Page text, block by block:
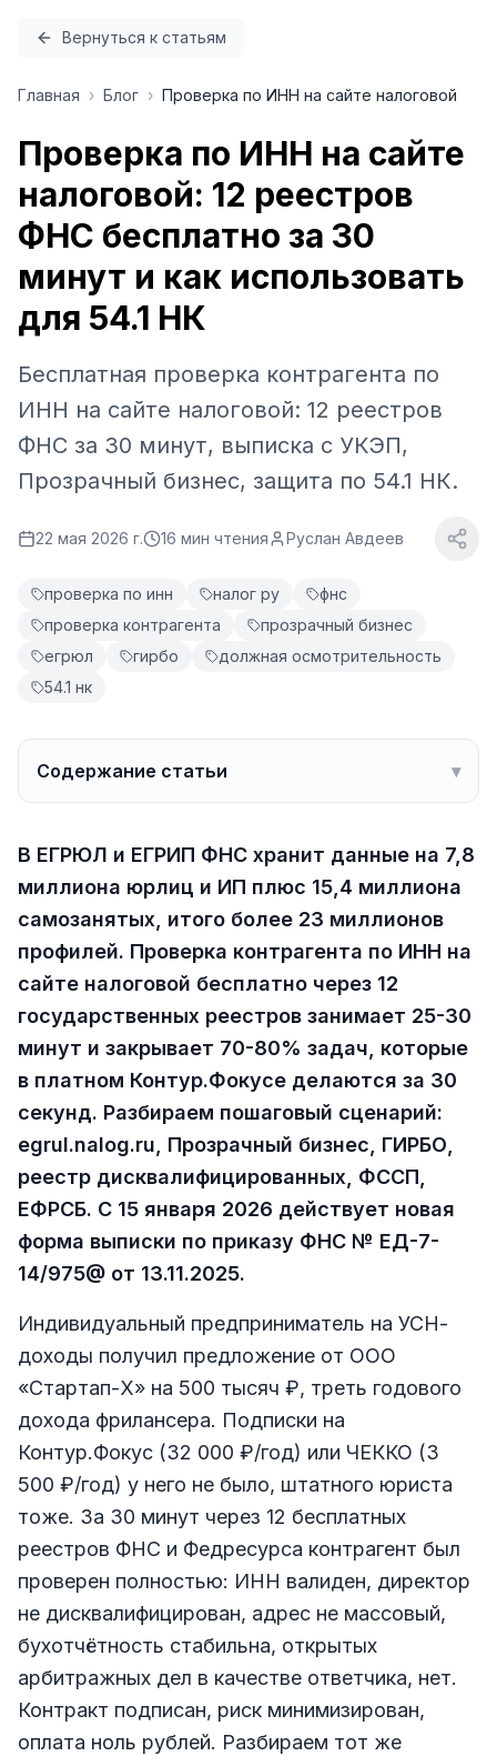
Вернуться к статьям
Главная › Блог › Проверка по ИНН на сайте налоговой
Проверка по ИНН на сайте
налоговой: 12 реестров
ФНС бесплатно за 30
минут и как использовать
для 54.1 НК
Бесплатная проверка контрагента по
ИНН на сайте налоговой: 12 реестров
ФНС за 30 минут, выписка с УКЭП,
Прозрачный бизнес, защита по 54.1 НК.
22 мая 2026 г. 16 мин чтения Руслан Авдеев
проверка по инн налог ру
фнс
проверка контрагента
прозрачный бизнес
егрюл
гирбо
должная осмотрительность
54.1 нк
Содержание статьи ▾
В ЕГРЮЛ и ЕГРИП ФНС хранит данные на 7,8
миллиона юрлиц и ИП плюс 15,4 миллиона
самозанятых, итого более 23 миллионов
профилей. Проверка контрагента по ИНН на
сайте налоговой бесплатно через 12
государственных реестров занимает 25-30
минут и закрывает 70-80% задач, которые
в платном Контур.Фокусе делаются за 30
секунд. Разбираем пошаговый сценарий:
egrul.nalog.ru, Прозрачный бизнес, ГИРБО,
реестр дисквалифицированных, ФССП,
ЕФРСБ. С 15 января 2026 действует новая
форма выписки по приказу ФНС № ЕД-7-
14/975@ от 13.11.2025.
Индивидуальный предприниматель на УСН-
доходы получил предложение от ООО
«Стартап-Х» на 500 тысяч ₽, треть годового
дохода фрилансера. Подписки на
Контур.Фокус (32 000 ₽/год) или ЧЕККО (3
500 ₽/год) у него не было, штатного юриста
тоже. За 30 минут через 12 бесплатных
реестров ФНС и Федресурса контрагент был
проверен полностью: ИНН валиден, директор
не дисквалифицирован, адрес не массовый,
бухотчётность стабильна, открытых
арбитражных дел в качестве ответчика, нет.
Контракт подписан, риск минимизирован,
оплата ноль рублей. Разбираем тот же